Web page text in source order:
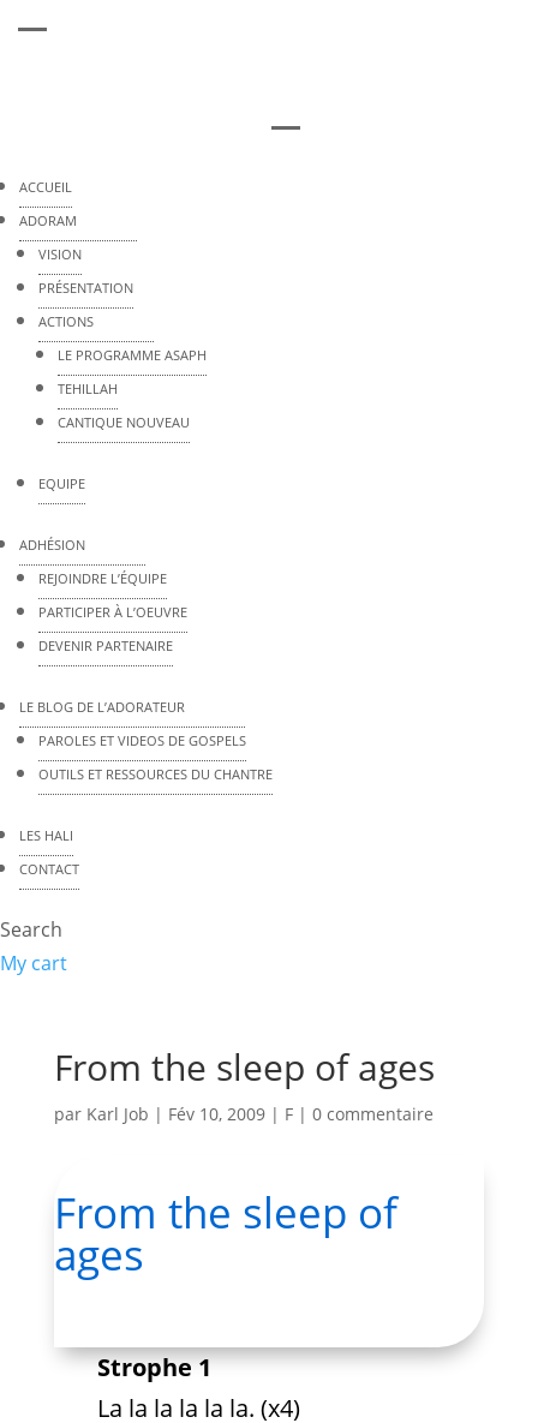
ACCUEIL
ADORAM
VISION
PRÉSENTATION
ACTIONS
LE PROGRAMME ASAPH
TEHILLAH
CANTIQUE NOUVEAU
EQUIPE
ADHÉSION
REJOINDRE L’ÉQUIPE
PARTICIPER À L’OEUVRE
DEVENIR PARTENAIRE
LE BLOG DE L’ADORATEUR
PAROLES ET VIDEOS DE GOSPELS
OUTILS ET RESSOURCES DU CHANTRE
LES HALI
CONTACT
Search
My cart
From the sleep of ages
par Karl Job | Fév 10, 2009| F| 0 commentaire
From the sleep of
ages
Strophe 1
La la la la la la. (x4)